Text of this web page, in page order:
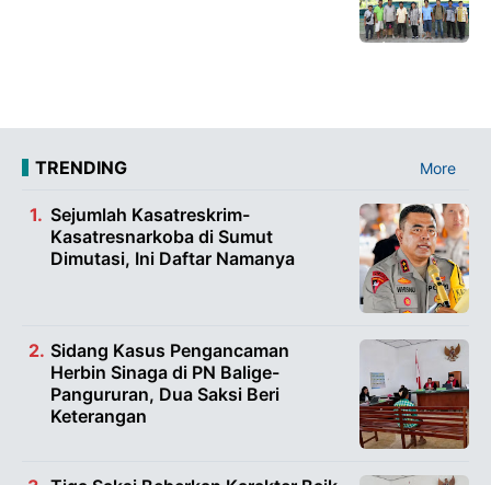
TRENDING More
Sejumlah Kasatreskrim-
Kasatresnarkoba di Sumut
Dimutasi, Ini Daftar Namanya
Sidang Kasus Pengancaman
Herbin Sinaga di PN Balige-
Pangururan, Dua Saksi Beri
Keterangan